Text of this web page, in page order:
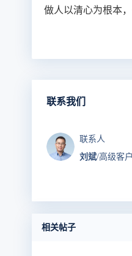
做人以清心为根本
联系我们
联系人
刘斌/高级客
相关帖子